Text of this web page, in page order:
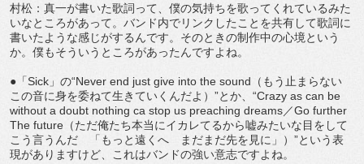
村松：真一が書いた歌詞って、僕の気持ちを歌ってくれているみた
いなところがあって。バンド内でリンクしたことを共有して歌詞に
書いたような感じがするんです。そのときの制作中の心境という
か。僕もそういうところがあったんですよね。
●「Sick」の“Never end just give into the sound（もう止まらない
この音に身を委ねて生きていくんだよ）”とか、“Crazy as can be
without a doubt nothing ca stop us preaching dreams／Go further
The future（ただ俺たち本当にイカレてるから嘘みたいな目をして
こう言うんだ 「もっと遠くへ まだまだ先を見に」）”という表
現がありますけど、これはバンドの強い意志ですよね。